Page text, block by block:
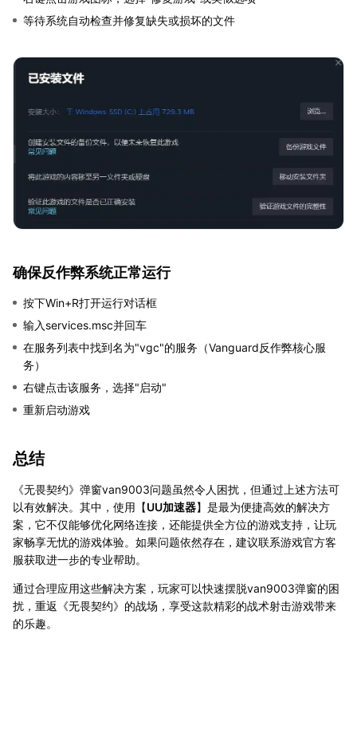
等待系统自动检查并修复缺失或损坏的文件
确保反作弊系统正常运行
按下Win+R打开运行对话框
输入services.msc并回车
在服务列表中找到名为"vgc"的服务（Vanguard反作弊核心服
务）
右键点击该服务，选择"启动"
重新启动游戏
总结
《无畏契约》弹窗van9003问题虽然令人困扰，但通过上述方法可
以有效解决。其中，使用【UU加速器】是最为便捷高效的解决方
案，它不仅能够优化网络连接，还能提供全方位的游戏支持，让玩
家畅享无忧的游戏体验。如果问题依然存在，建议联系游戏官方客
服获取进一步的专业帮助。
通过合理应用这些解决方案，玩家可以快速摆脱van9003弹窗的困
扰，重返《无畏契约》的战场，享受这款精彩的战术射击游戏带来
的乐趣。